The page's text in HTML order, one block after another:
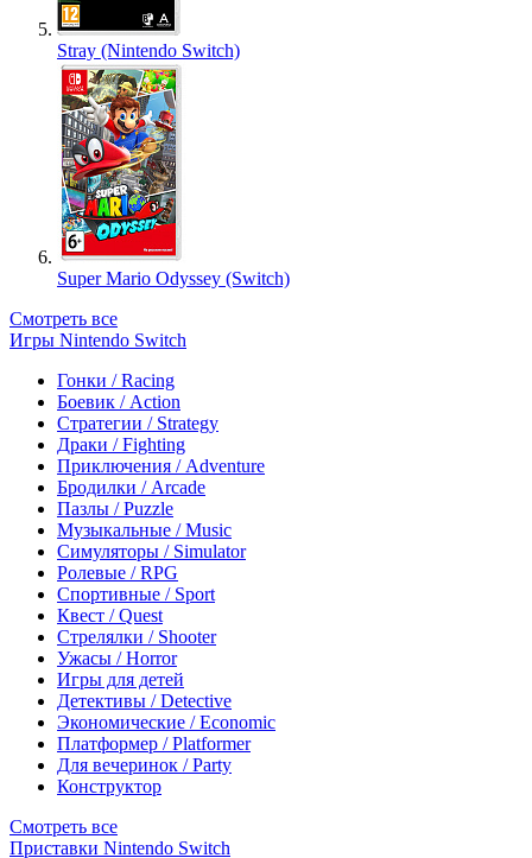
Stray (Nintendo Switch)
Super Mario Odyssey (Switch)
Смотреть все
Игры Nintendo Switch
Гонки / Racing
Боевик / Action
Стратегии / Strategy
Драки / Fighting
Приключения / Adventure
Бродилки / Arcade
Пазлы / Puzzle
Музыкальные / Music
Симуляторы / Simulator
Ролевые / RPG
Спортивные / Sport
Квест / Quest
Стрелялки / Shooter
Ужасы / Horror
Игры для детей
Детективы / Detective
Экономические / Economic
Платформер / Platformer
Для вечеринок / Party
Конструктор
Смотреть все
Приставки Nintendo Switch